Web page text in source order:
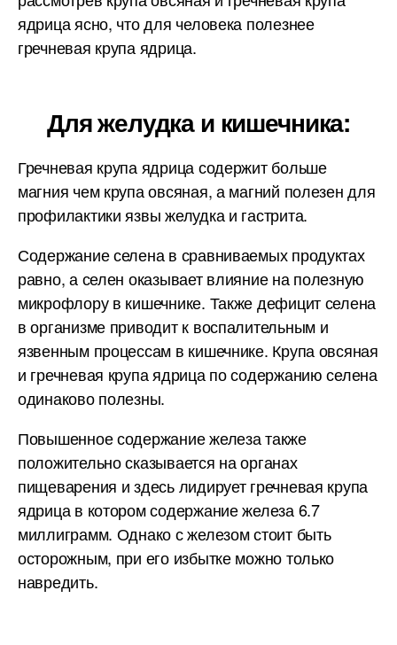
ядрица ясно, что для человека полезнее
гречневая крупа ядрица.
Для желудка и кишечника:
Гречневая крупа ядрица содержит больше
магния чем крупа овсяная, а магний полезен для
профилактики язвы желудка и гастрита.
Содержание селена в сравниваемых продуктах
равно, а селен оказывает влияние на полезную
микрофлору в кишечнике. Также дефицит селена
в организме приводит к воспалительным и
язвенным процессам в кишечнике. Крупа овсяная
и гречневая крупа ядрица по содержанию селена
одинаково полезны.
Повышенное содержание железа также
положительно сказывается на органах
пищеварения и здесь лидирует гречневая крупа
ядрица в котором содержание железа 6.7
миллиграмм. Однако с железом стоит быть
осторожным, при его избытке можно только
навредить.